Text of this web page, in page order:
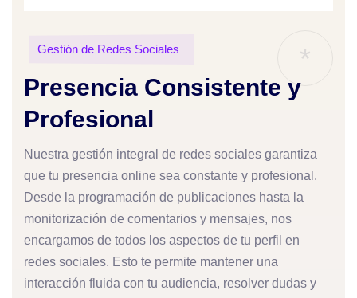
*
Gestión de Redes Sociales
Presencia Consistente y
Profesional
Nuestra gestión integral de redes sociales garantiza
que tu presencia online sea constante y profesional.
Desde la programación de publicaciones hasta la
monitorización de comentarios y mensajes, nos
encargamos de todos los aspectos de tu perfil en
redes sociales. Esto te permite mantener una
interacción fluida con tu audiencia, resolver dudas y